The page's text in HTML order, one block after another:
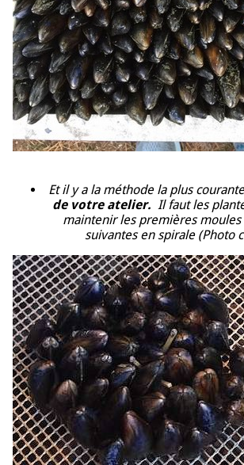
Et il y a la méthode la plus
de votre atelier. Il faut les
maintenir les premières moules
suivantes en spirale (Photo